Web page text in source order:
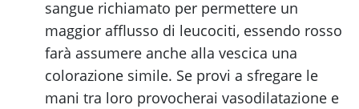
sangue richiamato per permettere un
maggior afflusso di leucociti, essendo rosso
farà assumere anche alla vescica una
colorazione simile. Se provi a sfregare le
mani tra loro provocherai vasodilatazione e